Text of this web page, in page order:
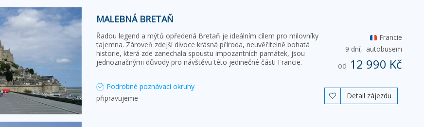
MALEBNÁ BRETAŇ
Řadou legend a mýtů opředená Bretaň je ideálním cílem pro milovníky
tajemna. Zároveň zdejší divoce krásná příroda, neuvěřitelně bohatá
historie, která zde zanechala spoustu impozantních památek, jsou
jednoznačnými důvody pro návštěvu této jedinečné části Francie.
Francie
9 dní, autobusem
od 12 990 Kč
Podrobné poznávací okruhy
připravujeme
 Detail zájezdu